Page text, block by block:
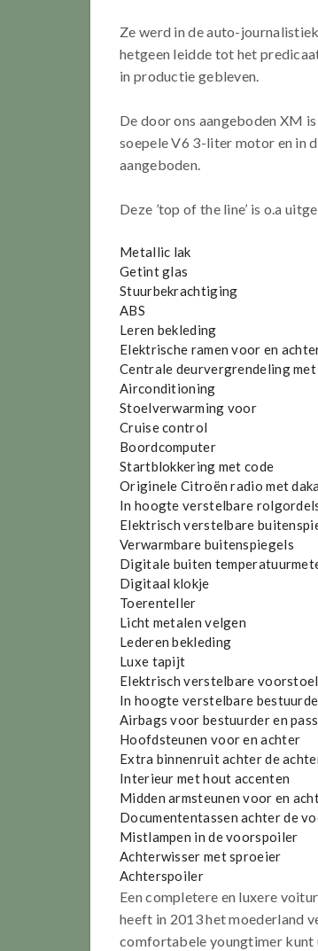
Ze werd in de auto-
hetgeen leidde tot het
in productie gebleven.
De door ons aangeboden XM
soepele V6 3-liter motor en in
aangeboden.
Deze ’top of the line’ is o.a
Metallic lak
Getint glas
Stuurbekrachtiging
ABS
Leren bekleding
Elektrische ramen voor en
Centrale deurvergrendeling met
Airconditioning
Stoelverwarming voor
Cruise control
Boordcomputer
Startblokkering met code
Originele Citroën radio met
In hoogte verstelbare
Elektrisch verstelbare
Verwarmbare buitenspiegels
Digitale buiten
Digitaal klokje
Toerenteller
Licht metalen velgen
Lederen bekleding
Luxe tapijt
Elektrisch verstelbare
In hoogte verstelbare
Airbags voor bestuurder en
Hoofdsteunen voor en achter
Extra binnenruit achter de
Interieur met hout accenten
Midden armsteunen voor en
Documententassen achter de
Mistlampen in de voorspoiler
Achterwisser met sproeier
Achterspoiler
Een completere en luxere
heeft in 2013 het moederland
comfortabele youngtimer kunt